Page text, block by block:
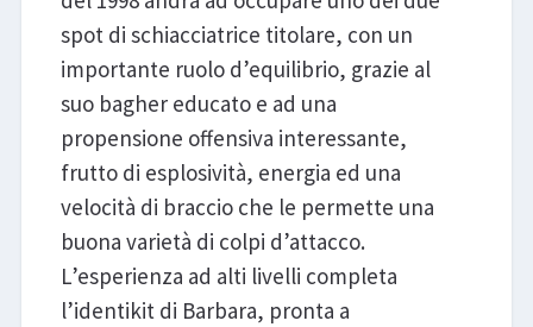
spot di schiacciatrice titolare, con un
importante ruolo d’equilibrio, grazie al
suo bagher educato e ad una
propensione offensiva interessante,
frutto di esplosività, energia ed una
velocità di braccio che le permette una
buona varietà di colpi d’attacco.
L’esperienza ad alti livelli completa
l’identikit di Barbara, pronta a